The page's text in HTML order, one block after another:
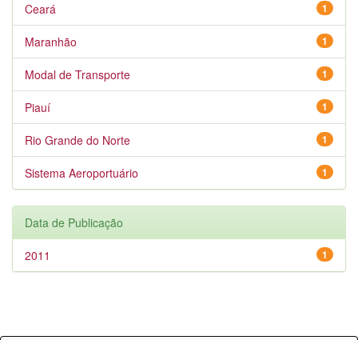
1
Ceará
1
Maranhão
1
Modal de Transporte
1
Piauí
1
Rio Grande do Norte
1
Sistema Aeroportuário
Data de Publicação
1
2011